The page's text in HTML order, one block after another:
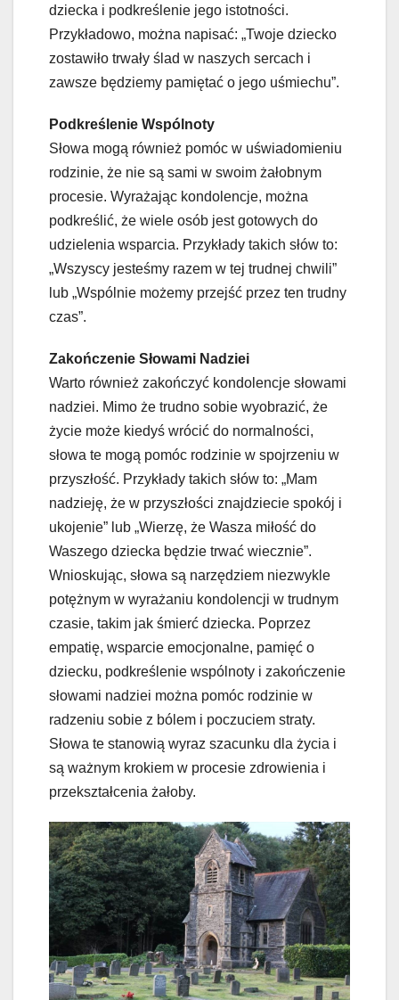
dziecka i podkreślenie jego istotności.
Przykładowo, można napisać: „Twoje dziecko
zostawiło trwały ślad w naszych sercach i
zawsze będziemy pamiętać o jego uśmiechu”.
Podkreślenie Wspólnoty
Słowa mogą również pomóc w uświadomieniu
rodzinie, że nie są sami w swoim żałobnym
procesie. Wyrażając kondolencje, można
podkreślić, że wiele osób jest gotowych do
udzielenia wsparcia. Przykłady takich słów to:
„Wszyscy jesteśmy razem w tej trudnej chwili”
lub „Wspólnie możemy przejść przez ten trudny
czas”.
Zakończenie Słowami Nadziei
Warto również zakończyć kondolencje słowami
nadziei. Mimo że trudno sobie wyobrazić, że
życie może kiedyś wrócić do normalności,
słowa te mogą pomóc rodzinie w spojrzeniu w
przyszłość. Przykłady takich słów to: „Mam
nadzieję, że w przyszłości znajdziecie spokój i
ukojenie” lub „Wierzę, że Wasza miłość do
Waszego dziecka będzie trwać wiecznie”.
Wnioskując, słowa są narzędziem niezwykle
potężnym w wyrażaniu kondolencji w trudnym
czasie, takim jak śmierć dziecka. Poprzez
empatię, wsparcie emocjonalne, pamięć o
dziecku, podkreślenie wspólnoty i zakończenie
słowami nadziei można pomóc rodzinie w
radzeniu sobie z bólem i poczuciem straty.
Słowa te stanowią wyraz szacunku dla życia i
są ważnym krokiem w procesie zdrowienia i
przekształcenia żałoby.